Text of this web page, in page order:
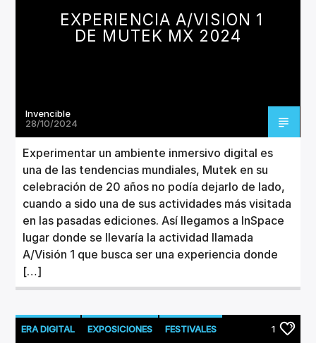
EXPERIENCIA A/VISION 1
DE MUTEK MX 2024
Invencible
28/10/2024
Experimentar un ambiente inmersivo digital es
una de las tendencias mundiales, Mutek en su
celebración de 20 años no podía dejarlo de lado,
cuando a sido una de sus actividades más visitada
en las pasadas ediciones. Así llegamos a InSpace
lugar donde se llevaría la actividad llamada
A/Visión 1 que busca ser una experiencia donde
[…]
ERA DIGITAL EXPOSICIONES FESTIVALES 1